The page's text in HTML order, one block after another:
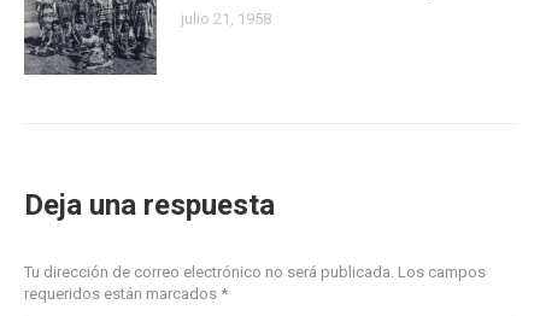
julio 21, 1958
Deja una respuesta
Tu dirección de correo electrónico no será publicada. Los campos
requeridos están marcados *